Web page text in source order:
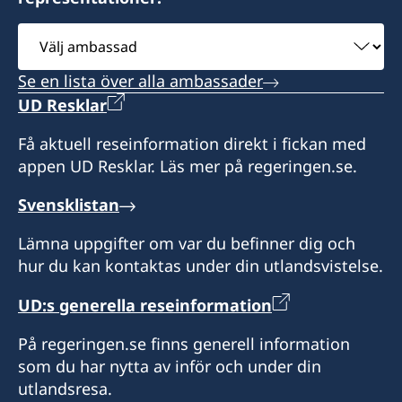
Northern Ireland
Konsulatet täcker följande områden: Antrim,
Armagh, Down, Fermanagh, Londonderry och
Tyrone
På detta konsulat kan du hämta pass.
Öppettider: enligt överenskommelse
Honorärkonsul
David Clarke
Assistent
Karen Patterson
och Faversham)
Öppettider: enligt överenskommelse
Honorärkonsul
James Ryeland
Outer Hebrides
På detta konsulat kan du hämta pass.
Öppettider: enligt överenskommelse
Telefontid: tisdag och torsdag 09:00 – 14:00
Honorärkonsul
Mike Christopherson
Öppettider: 09:00 – 17:00
Honorärkonsul
George Gaggero
Assistent
Maria Jesus Lyon
Mariner House
Trondheim Way
Stallingborough
Immingham
North East Lincolnshire DN41 8FD
Konsulatet täcker följande områden:
Humberside, Lincolnshire and
Nottinghamshire, Durham, Northumberland
and Tyne and Wear, Cleveland and North
Yorkshire (norr om en linje mellan Hawes och
Scarborough)
Öppettider: enligt överenskommelse
Honorärkonsul
Camilla Carlbom Flinn
Välj
ambassad
Se en lista över alla ambassader
UD Resklar
Få aktuell reseinformation direkt i fickan med
appen UD Resklar. Läs mer på regeringen.se.
Svensklistan
Lämna uppgifter om var du befinner dig och
hur du kan kontaktas under din utlandsvistelse.
UD:s generella reseinformation
På regeringen.se finns generell information
som du har nytta av inför och under din
utlandsresa.